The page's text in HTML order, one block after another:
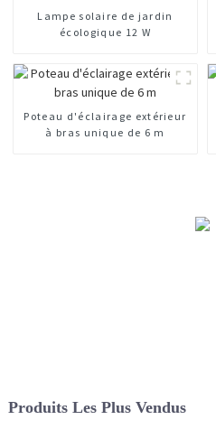
Lampe solaire de jardin
écologique 12 W
Poteau d'éclairage extérieur
à bras unique de 6 m
Produits Les Plus Vendus